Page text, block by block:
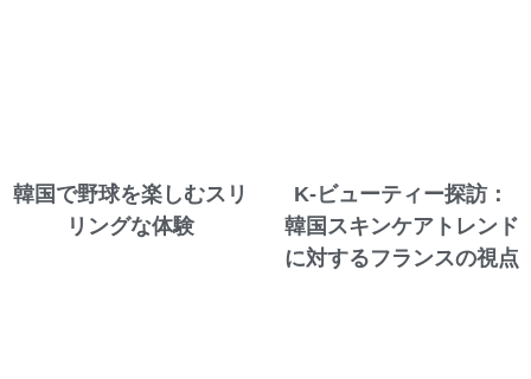
韓国で野球を楽しむスリ
リングな体験
K-ビューティー探訪：
韓国スキンケアトレンド
に対するフランスの視点